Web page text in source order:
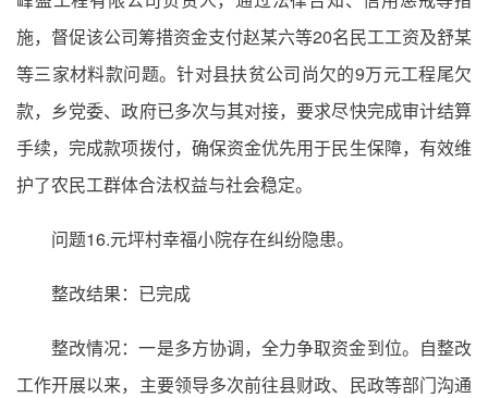
施，督促该公司筹措资金支付赵某六等20名民工工资及舒某
等三家材料款问题。针对县扶贫公司尚欠的9万元工程尾欠
款，乡党委、政府已多次与其对接，要求尽快完成审计结算
手续，完成款项拨付，确保资金优先用于民生保障，有效维
护了农民工群体合法权益与社会稳定。
问题16.元坪村幸福小院存在纠纷隐患。
整改结果：已完成
整改情况：一是多方协调，全力争取资金到位。自整改
工作开展以来，主要领导多次前往县财政、民政等部门沟通